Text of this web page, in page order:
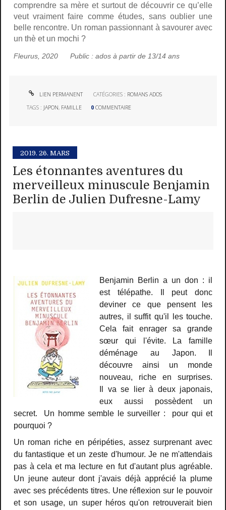
comprendre sa mère et surtout de découvrir ce qu’elle
veut vraiment faire comme études, sans oublier une
belle rencontre. Un roman passionnant à savourer avec
un thè et un mochi ?
Fleurus, 2020 Public : ados à partir de 13/14 ans
LIEN PERMANENT CATÉGORIES : ROMANS ADOS
TAGS : JAPON, FAMILLE 0 COMMENTAIRE
2019. 26. MARS
Les étonnantes aventures du
merveilleux minuscule Benjamin
Berlin de Julien Dufresne-Lamy
Benjamin Berlin a un don : il
est télépathe. Il peut donc
deviner ce que pensent les
autres, il suffit qu'il les touche.
Cela fait enrager sa grande
sœur qui l'évite. La famille
déménage au Japon. Il
découvre ainsi un monde
nouveau, riche en surprises.
Il va se lier à deux japonais,
eux aussi possèdent un
secret. Un homme semble le surveiller : pour qui et
pourquoi ?
Un roman riche en péripéties, assez surprenant avec
du fantastique et un zeste d'humour. Je ne m'attendais
pas à cela et ma lecture en fut d'autant plus agréable.
Un jeune auteur dont j'avais déjà apprécié la plume
avec ses précédents titres. Une réflexion sur le pouvoir
et son usage, un super héros qu'on retrouverait bien